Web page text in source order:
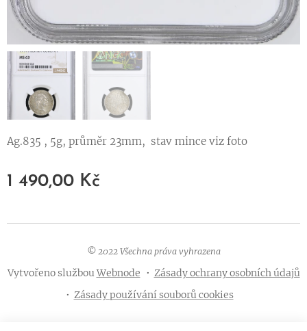
Ag.835 , 5g, průměr 23mm, stav mince viz foto
1 490,00 Kč
© 2022 Všechna práva vyhrazena
Vytvořeno službouWebnode
Zásady ochrany osobních údajů
Zásady používání souborů cookies